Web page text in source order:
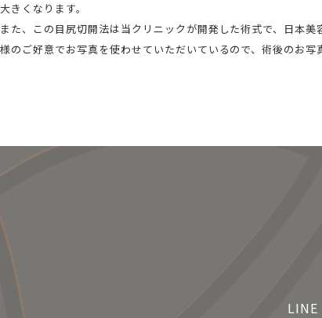
大きくなります。
また、この目尻切開法は当クリニックが開発した術式で、日本
様のご好意でお写真を使わせていただいているので、術後のお写
LINE